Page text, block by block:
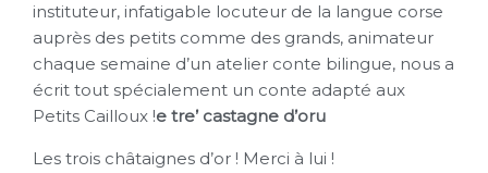
instituteur, infatigable locuteur de la langue corse
auprès des petits comme des grands, animateur
chaque semaine d’un atelier conte bilingue, nous a
écrit tout spécialement un conte adapté aux
Petits Cailloux !e tre’ castagne d’oru
Les trois châtaignes d’or ! Merci à lui !